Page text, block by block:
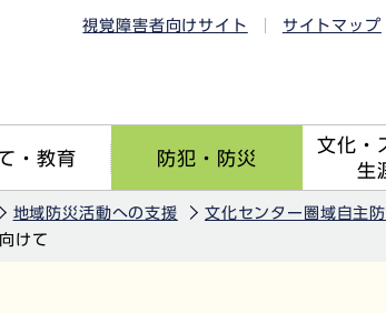
視覚障害者向けサイト サイトマップ
・教育 防犯・防災
文化・
生
地域防災活動への支援
文化センター圏域自主
けて